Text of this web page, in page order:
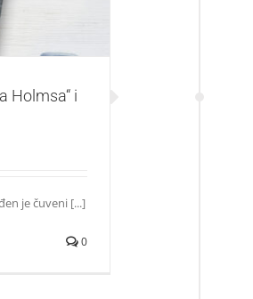
Holmsa“ i
je čuveni [...]
0